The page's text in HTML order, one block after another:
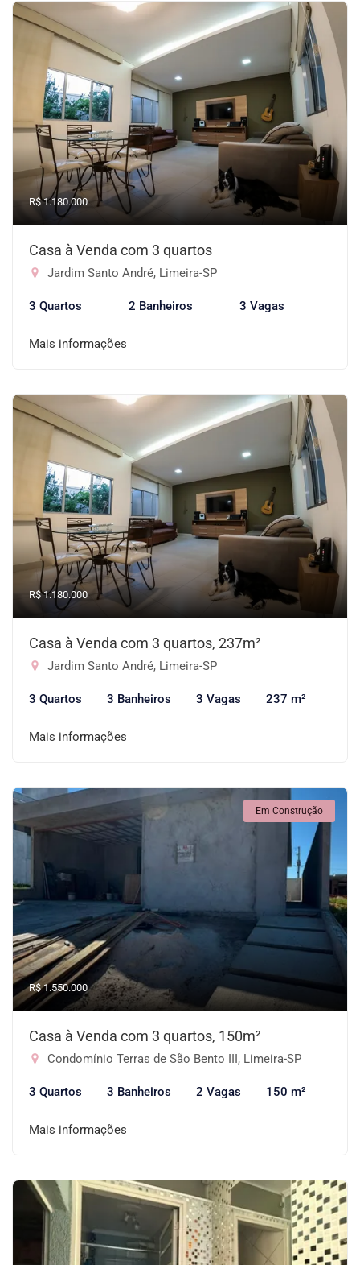
R$ 1.180.000
Casa à Venda com 3 quartos
Jardim Santo André, Limeira-SP
3 Quartos 2 Banheiros 3 Vagas
Mais informações
R$ 1.180.000
Casa à Venda com 3 quartos, 237m²
Jardim Santo André, Limeira-SP
3 Quartos 3 Banheiros 3 Vagas 237 m²
Mais informações
Em Construção
R$ 1.550.000
Casa à Venda com 3 quartos, 150m²
Condomínio Terras de São Bento III, Limeira-SP
3 Quartos 3 Banheiros 2 Vagas 150 m²
Mais informações